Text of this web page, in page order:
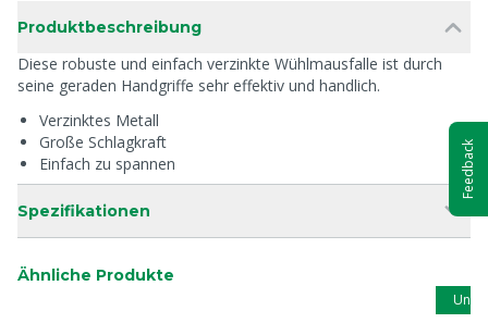
Produktbeschreibung
Diese robuste und einfach verzinkte Wühlmausfalle ist durch
seine geraden Handgriffe sehr effektiv und handlich.
Verzinktes Metall
Große Schlagkraft
Einfach zu spannen
Spezifikationen
Ähnliche Produkte
Feedback